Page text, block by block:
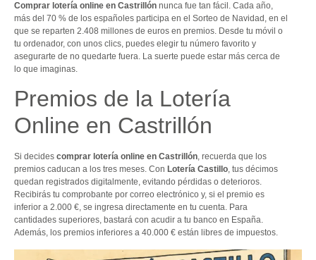
Comprar lotería online en Castrillón nunca fue tan fácil. Cada año,
más del 70 % de los españoles participa en el Sorteo de Navidad, en el
que se reparten 2.408 millones de euros en premios. Desde tu móvil o
tu ordenador, con unos clics, puedes elegir tu número favorito y
asegurarte de no quedarte fuera. La suerte puede estar más cerca de
lo que imaginas.
Premios de la Lotería
Online en Castrillón
Si decides comprar lotería online en Castrillón, recuerda que los
premios caducan a los tres meses. Con Lotería Castillo, tus décimos
quedan registrados digitalmente, evitando pérdidas o deterioros.
Recibirás tu comprobante por correo electrónico y, si el premio es
inferior a 2.000 €, se ingresa directamente en tu cuenta. Para
cantidades superiores, bastará con acudir a tu banco en España.
Además, los premios inferiores a 40.000 € están libres de impuestos.